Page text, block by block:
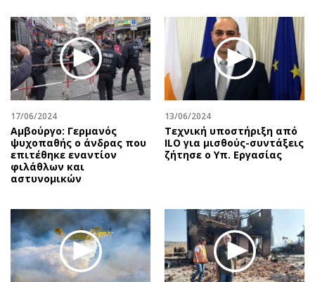
17/06/2024
Αμβούργο: Γερμανός
ψυχοπαθής ο άνδρας που
επιτέθηκε εναντίον
φιλάθλων και
αστυνομικών
13/06/2024
Τεχνική υποστήριξη από
ILO για μισθούς-συντάξεις
ζήτησε ο Υπ. Εργασίας